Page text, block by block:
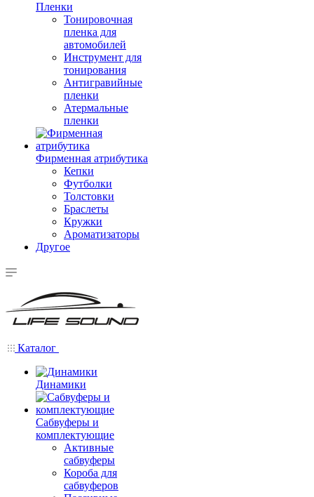
Пленки
Тонировочная
пленка для
автомобилей
Инструмент для
тонирования
Антигравийные
пленки
Атермальные
пленки
Фирменная атрибутика
Кепки
Футболки
Толстовки
Браслеты
Кружки
Ароматизаторы
Другое
Каталог
Динамики
Сабвуферы и
комплектующие
Активные
сабвуферы
Короба для
сабвуферов